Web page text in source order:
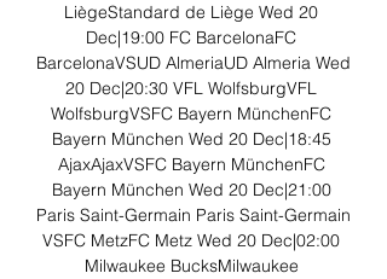
LiègeStandard de Liège Wed 20
Dec|19:00 FC BarcelonaFC
BarcelonaVSUD AlmeriaUD Almeria Wed
20 Dec|20:30 VFL WolfsburgVFL
WolfsburgVSFC Bayern MünchenFC
Bayern München Wed 20 Dec|18:45
AjaxAjaxVSFC Bayern MünchenFC
Bayern München Wed 20 Dec|21:00
Paris Saint-Germain Paris Saint-Germain
VSFC MetzFC Metz Wed 20 Dec|02:00
Milwaukee BucksMilwaukee